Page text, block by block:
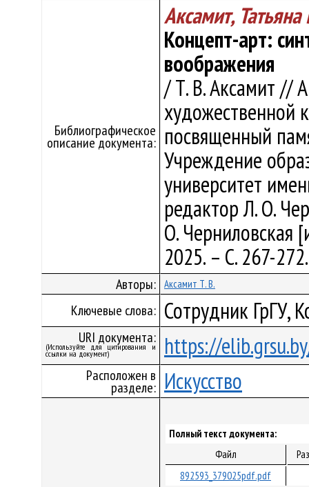
Библиографическое
описание документа:
Аксамит,
Концепт-арт:
воображения
/ Т. В. Аксамит //
художественной
посвященный
Учреждение
университет
редактор Л. О.
О. Черниловская
2025. – С. 267-
Авторы: Аксамит Т. В.
Ключевые слова: Сотрудник ГрГУ,
URI документа:
(Используйте для цитирования и
ссылки на документ) https://
Расположен в
разделе: Искусство
Полный текст документа:
Файл
892593_379025pdf.pdf